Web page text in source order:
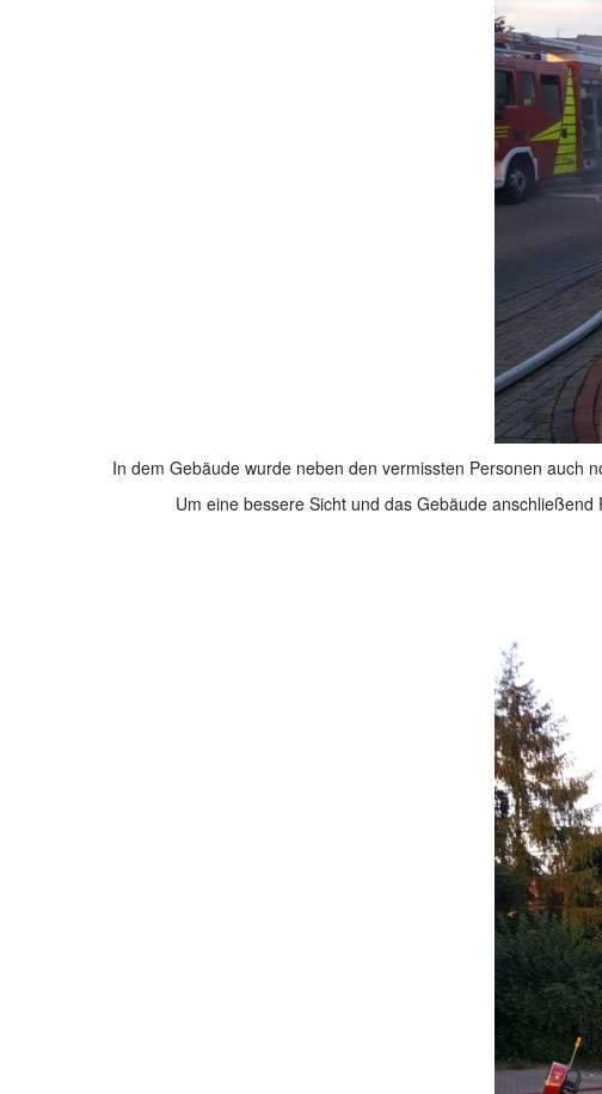
In dem Gebäude wurde neben den vermissten Personen auch
Um eine bessere Sicht und das Gebäude